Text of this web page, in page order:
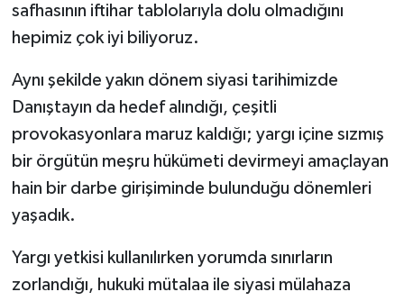
safhasının iftihar tablolarıyla dolu olmadığını
hepimiz çok iyi biliyoruz.
Aynı şekilde yakın dönem siyasi tarihimizde
Danıştayın da hedef alındığı, çeşitli
provokasyonlara maruz kaldığı; yargı içine sızmış
bir örgütün meşru hükümeti devirmeyi amaçlayan
hain bir darbe girişiminde bulunduğu dönemleri
yaşadık.
Yargı yetkisi kullanılırken yorumda sınırların
zorlandığı, hukuki mütalaa ile siyasi mülahaza